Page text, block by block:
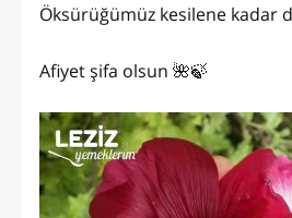
Öksürüğümüz kesilene kadar
Afiyet şifa olsun 🌺🍃